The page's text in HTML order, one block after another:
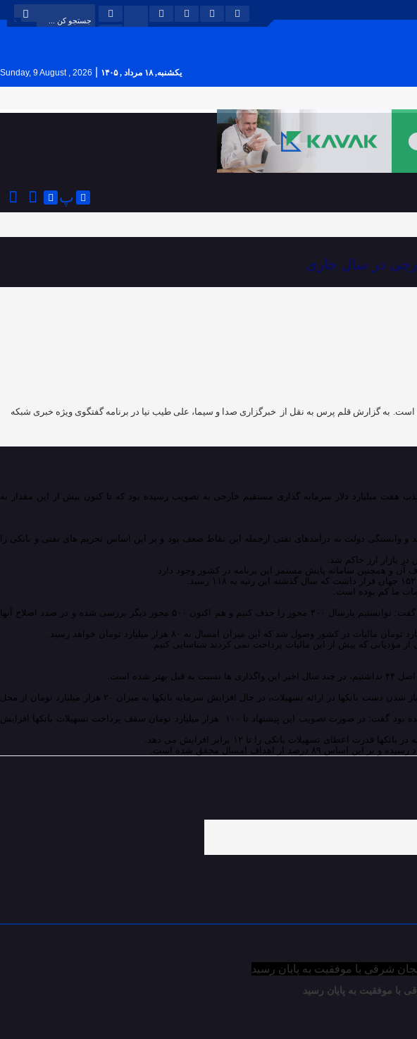
یکشنبه, ۱۸ مرداد , ۱۴۰۵ Sunday, 9 August , 2026
پ
و به تصویب رسیده است. به گزارش قلم پرس به نقل از خبرگزاری صدا و سیما، علی طیب نیا در برنامه گفتگوی ویژه خبری شبکه
قلم پرس به نقل از خبرگزاری صدا و سیما، علی طیب نیا در برنامه گفتگوی ویژه خبری شبکه دو سیما افزود: برای سال ۹۵ جذب هفت میلیارد دلار سرمایه گذاری مستقیم خارجی به تصویب رسیده بود که تا کنون بیش از این مقدار به
به اینکه دشمنان نظام پس از جنگ تحمیلی نقاط ضعف اقتصاد کشور را شناسایی کردند، گفت: متوسط رشد اقتصادی ۳٫۱ درصد و وابستگی دولت به درآمدهای نفتی ازجمله این نقاط ضعف بود و بر این اساس تحریم های نفتی و بانکی را
بازار ارز حاکم شد.
آن و همچنین سامانه پایش مستمر این برنامه در کشور وجود دارد.
وزیر اقتصاد صدور بیش از دو هزار مجوز در دستگاه های مختلف و فرایند طولانی صدور آنها را از جمله مشکلات فضای کسب و کار دانست و گفت: توانستیم پارسال ۴۰۰ مجوز را حذف کنیم و هم اکنون ۵۰۰ مجوز دیگر بررسی شده و در صدد اصلاح آنها
مؤدیانی که پیش از این مالیات پرداخت نمی کردند شناسایی کنیم.
است.
وی با اشاره به قفل شدن منابع بانک ها و ناتوانی آنها در پرداخت تسهیلات به بنگاه های اقتصادی برای تولید و مردم برای خرید افزود: برای باز شدن دست بانکها در ارائه تسهیلات، در حال افزایش سرمایه بانکها به میزان ۲۰ هزار میلیارد تومان از محل
طیب نیا با بیان اینکه در لایحه بودجه سال ۹۶ افزایش سرمایه بانکها به میزان ۱۰ هزار میلیارد تومان از محل اعتبارات عمرانی پیش بینی شده بود گفت: در صورت تصویب این پیشنهاد تا ۱۰۰ هزار میلیارد تومان سقف پرداخت تسهیلات بانکها افزایش
تسهیلات بانکی را تا ۱۲ برابر افزایش می دهد.